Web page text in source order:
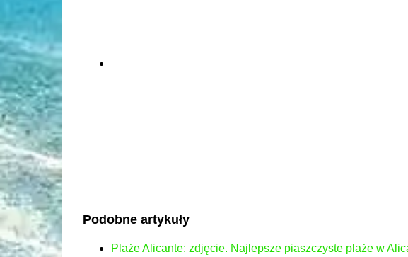
Podobne artykuły
Plaże Alicante: zdjęcie. Najlepsze piaszczyste plaże w